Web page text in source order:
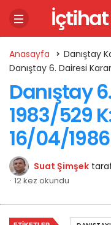
İçtihat
Anasayfa
Danıştay
Danıştay 6. Dairesi
Danıştay
1983/529
16/04/1986
Suat Şimşek
12 kez okundu